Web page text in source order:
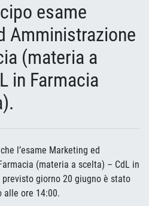
esame
Amministrazione
(materia a
in Farmacia
l’esame Marketing ed
(materia a scelta) – CdL in
giorno 20 giugno è stato
alle ore 14:00.